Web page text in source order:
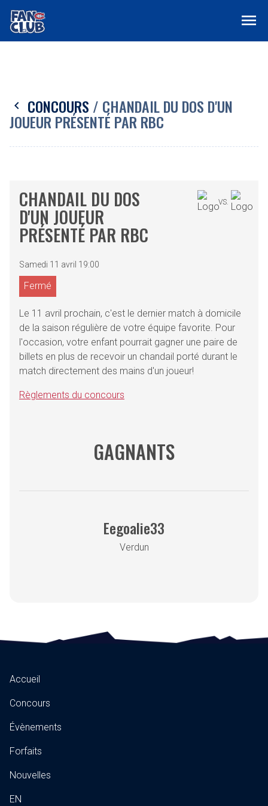
menu
chevron_left CONCOURS / CHANDAIL DU DOS D'UN
JOUEUR PRÉSENTÉ PAR RBC
CHANDAIL DU DOS
D'UN JOUEUR
PRÉSENTÉ PAR RBC
Samedi 11 avril 19:00
VS.
Fermé
Le 11 avril prochain, c'est le dernier match à domicile
de la saison régulière de votre équipe favorite. Pour
l'occasion, votre enfant pourrait gagner une paire de
billets en plus de recevoir un chandail porté durant le
match directement des mains d'un joueur!
Règlements du concours
GAGNANTS
Eegoalie33
Verdun
Accueil
Concours
Évènements
Forfaits
Nouvelles
EN